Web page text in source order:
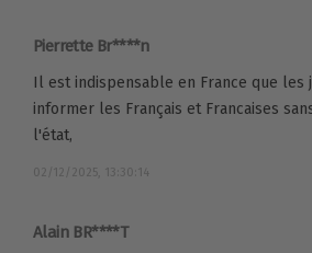
Pierrette Br****n
Il est indispensable en France que les
informer les Français et Francaises
l'état,
02/12/2025, 13:30:14
Alain BR****T